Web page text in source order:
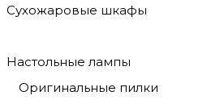
Сухожаровые шкафы
Настольные лампы
Оригинальные пилки